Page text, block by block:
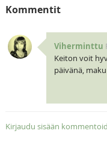
Kommentit
Viherminttu
Keiton voit
päivänä,
Kirjaudu sisään